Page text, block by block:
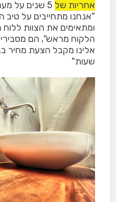
אחריות של 5 שנים על מערכת האינסטלציה.
"אנחנו מתחייבים על טיב
ומתאימים את הצוות
הלקוח מראש", הם
שעות"